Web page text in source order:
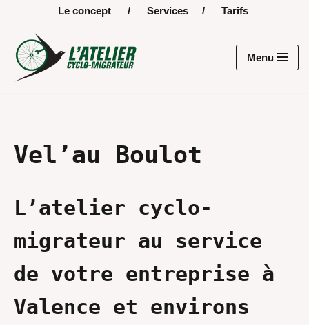
Aller
au
contenu
Le concept / Services / Tarifs
Menu
Vel’au Boulot
L’atelier cyclo-
migrateur au service
de votre entreprise à
Valence et environs